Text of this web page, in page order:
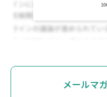
メールマ